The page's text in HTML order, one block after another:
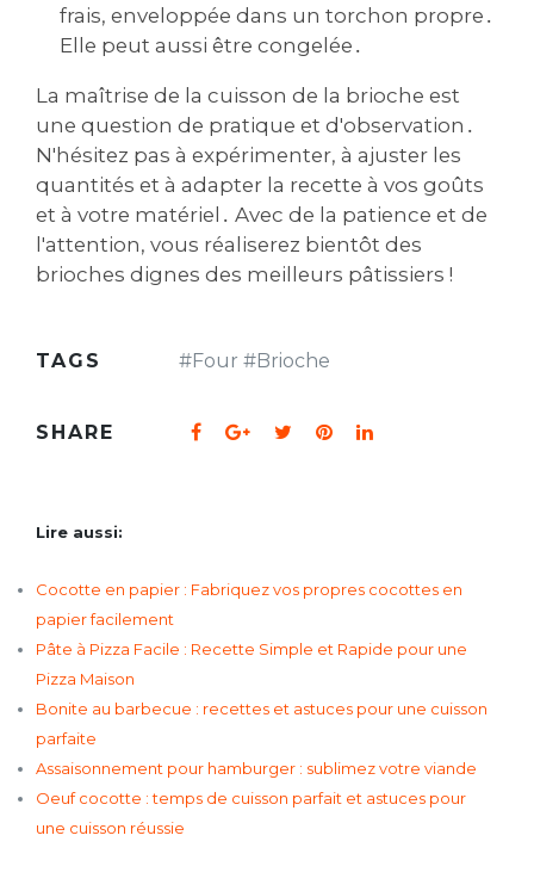
frais‚ enveloppée dans un torchon propre․
Elle peut aussi être congelée․
La maîtrise de la cuisson de la brioche est
une question de pratique et d'observation․
N'hésitez pas à expérimenter‚ à ajuster les
quantités et à adapter la recette à vos goûts
et à votre matériel․ Avec de la patience et de
l'attention‚ vous réaliserez bientôt des
brioches dignes des meilleurs pâtissiers !
TAGS #Four #Brioche
SHARE
Lire aussi:
Cocotte en papier : Fabriquez vos propres cocottes en
papier facilement
Pâte à Pizza Facile : Recette Simple et Rapide pour une
Pizza Maison
Bonite au barbecue : recettes et astuces pour une cuisson
parfaite
Assaisonnement pour hamburger : sublimez votre viande
Oeuf cocotte : temps de cuisson parfait et astuces pour
une cuisson réussie